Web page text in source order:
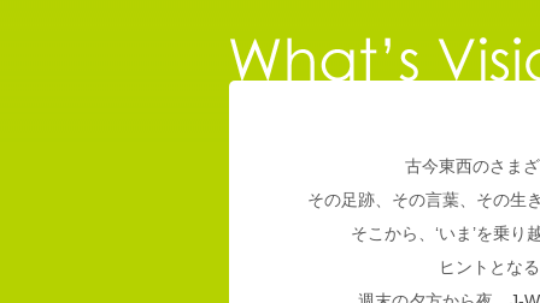
古今東西のさま
その足跡、その言葉、その生
そこから、‘いま’を乗
ヒントとな